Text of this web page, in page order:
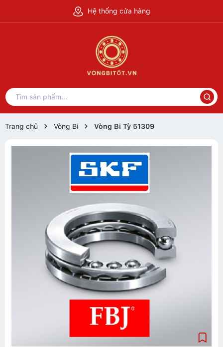
Hệ thống cửa hàng
Trang chủ Vòng Bi Vòng Bi Tỳ 51309